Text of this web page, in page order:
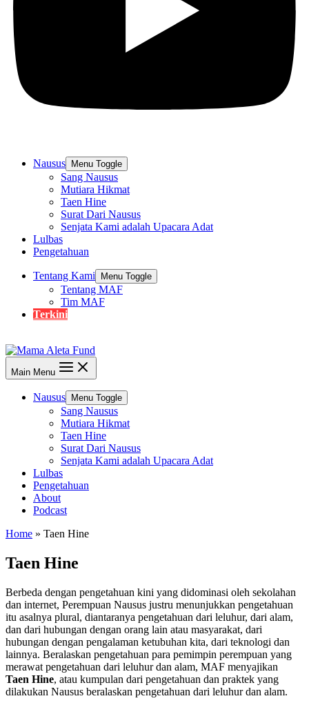
Nausus Menu Toggle
Sang Nausus
Mutiara Hikmat
Taen Hine
Surat Dari Nausus
Senjata Kami adalah Upacara Adat
Lulbas
Pengetahuan
Tentang Kami Menu Toggle
Tentang MAF
Tim MAF
Terkini
Main Menu
Nausus Menu Toggle
Sang Nausus
Mutiara Hikmat
Taen Hine
Surat Dari Nausus
Senjata Kami adalah Upacara Adat
Lulbas
Pengetahuan
About
Podcast
Home » Taen Hine
Taen Hine
Berbeda dengan pengetahuan kini yang didominasi oleh sekolahan
dan internet, Perempuan Nausus justru menunjukkan pengetahuan
itu asalnya plural, diantaranya pengetahuan dari leluhur, dari alam,
dan dari hubungan dengan orang lain atau masyarakat, dari
hubungan dengan pengalaman ketubuhan kita, dari teknologi dan
lainnya. Beralaskan pengetahuan para pemimpin perempuan yang
merawat pengetahuan dari leluhur dan alam, MAF menyajikan
Taen Hine, atau kumpulan dari pengetahuan dan praktek yang
dilakukan Nausus beralaskan pengetahuan dari leluhur dan alam.